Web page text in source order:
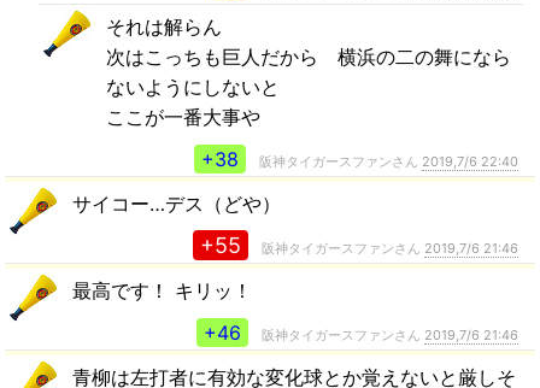
それは解らん
次はこっちも巨人だから 横浜の二の舞になら
ないようにしないと
ここが一番大事や
+38
阪神タイガースファンさん 2019,7/6 22:40
サイコー…デス（どや）
+55 阪神タイガースファンさん 2019,7/6 21:46
最高です！ キリッ！
+46
阪神タイガースファンさん 2019,7/6 21:46
青柳は左打者に有効な変化球とか覚えないと厳しそ